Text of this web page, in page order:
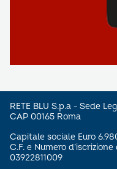
RETE BLU S.p.a - Sede
CAP 00165 Roma
Capitale sociale Euro
C.F. e Numero
03922811009